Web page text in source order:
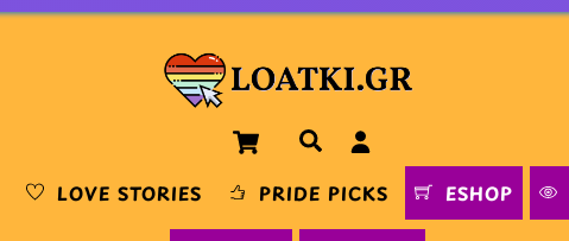
Cart Αναζήτηση
LOVE STORIES PRIDE PICKS ESHOP